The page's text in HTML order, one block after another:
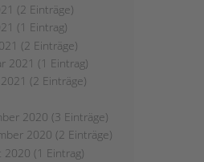
(2 Einträge)
(1 Eintrag)
(2 Einträge)
2021 (1 Eintrag)
2021 (2 Einträge)
2020 (3 Einträge)
2020 (2 Einträge)
2020 (1 Eintrag)